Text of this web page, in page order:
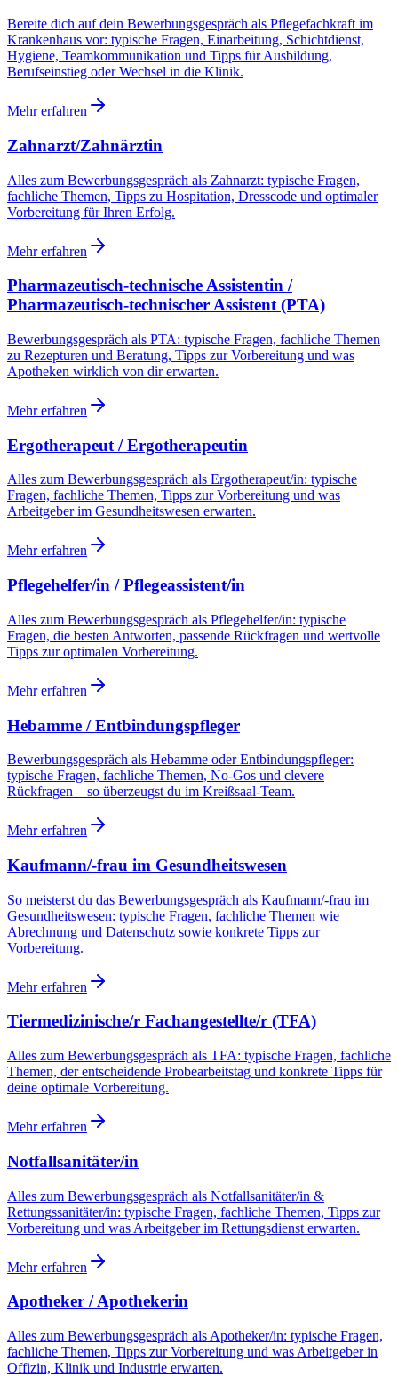
Bereite dich auf dein Bewerbungsgespräch als Pflegefachkraft im
Krankenhaus vor: typische Fragen, Einarbeitung, Schichtdienst,
Hygiene, Teamkommunikation und Tipps für Ausbildung,
Berufseinstieg oder Wechsel in die Klinik.
Mehr erfahren
Zahnarzt/Zahnärztin
Alles zum Bewerbungsgespräch als Zahnarzt: typische Fragen,
fachliche Themen, Tipps zu Hospitation, Dresscode und optimaler
Vorbereitung für Ihren Erfolg.
Mehr erfahren
Pharmazeutisch-technische Assistentin /
Pharmazeutisch-technischer Assistent (PTA)
Bewerbungsgespräch als PTA: typische Fragen, fachliche Themen
zu Rezepturen und Beratung, Tipps zur Vorbereitung und was
Apotheken wirklich von dir erwarten.
Mehr erfahren
Ergotherapeut / Ergotherapeutin
Alles zum Bewerbungsgespräch als Ergotherapeut/in: typische
Fragen, fachliche Themen, Tipps zur Vorbereitung und was
Arbeitgeber im Gesundheitswesen erwarten.
Mehr erfahren
Pflegehelfer/in / Pflegeassistent/in
Alles zum Bewerbungsgespräch als Pflegehelfer/in: typische
Fragen, die besten Antworten, passende Rückfragen und wertvolle
Tipps zur optimalen Vorbereitung.
Mehr erfahren
Hebamme / Entbindungspfleger
Bewerbungsgespräch als Hebamme oder Entbindungspfleger:
typische Fragen, fachliche Themen, No-Gos und clevere
Rückfragen – so überzeugst du im Kreißsaal-Team.
Mehr erfahren
Kaufmann/-frau im Gesundheitswesen
So meisterst du das Bewerbungsgespräch als Kaufmann/-frau im
Gesundheitswesen: typische Fragen, fachliche Themen wie
Abrechnung und Datenschutz sowie konkrete Tipps zur
Vorbereitung.
Mehr erfahren
Tiermedizinische/r Fachangestellte/r (TFA)
Alles zum Bewerbungsgespräch als TFA: typische Fragen, fachliche
Themen, der entscheidende Probearbeitstag und konkrete Tipps für
deine optimale Vorbereitung.
Mehr erfahren
Notfallsanitäter/in
Alles zum Bewerbungsgespräch als Notfallsanitäter/in &
Rettungssanitäter/in: typische Fragen, fachliche Themen, Tipps zur
Vorbereitung und was Arbeitgeber im Rettungsdienst erwarten.
Mehr erfahren
Apotheker / Apothekerin
Alles zum Bewerbungsgespräch als Apotheker/in: typische Fragen,
fachliche Themen, Tipps zur Vorbereitung und was Arbeitgeber in
Offizin, Klinik und Industrie erwarten.